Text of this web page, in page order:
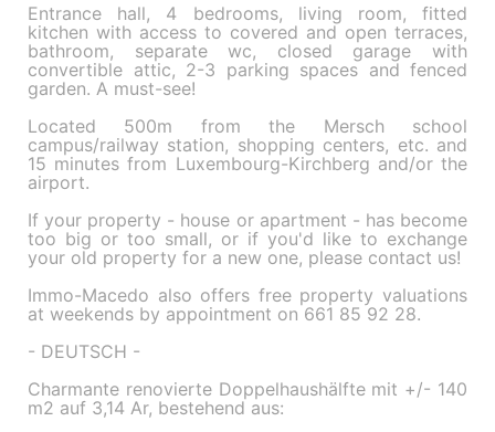
Entrance hall, 4 bedrooms, living room, fitted
kitchen with access to covered and open terraces,
bathroom, separate wc, closed garage with
convertible attic, 2-3 parking spaces and fenced
garden. A must-see!
Located 500m from the Mersch school
campus/railway station, shopping centers, etc. and
15 minutes from Luxembourg-Kirchberg and/or the
airport.
If your property - house or apartment - has become
too big or too small, or if you'd like to exchange
your old property for a new one, please contact us!
Immo-Macedo also offers free property valuations
at weekends by appointment on 661 85 92 28.
- DEUTSCH -
Charmante renovierte Doppelhaushälfte mit +/- 140
m2 auf 3,14 Ar, bestehend aus: